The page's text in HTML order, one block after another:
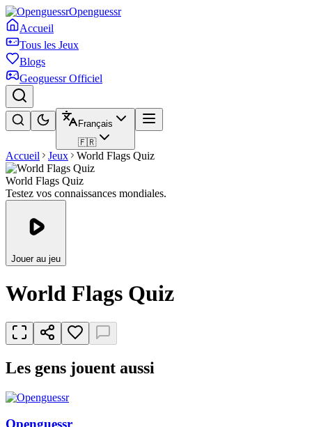
Openguessr
Accueil
Tous les Jeux
Blogs
Geoguessr Officiel
Français
🇫🇷
Accueil Jeux World Flags Quiz
World Flags Quiz
Testez vos connaissances mondiales.
Jouer au jeu
World Flags Quiz
Les gens jouent aussi